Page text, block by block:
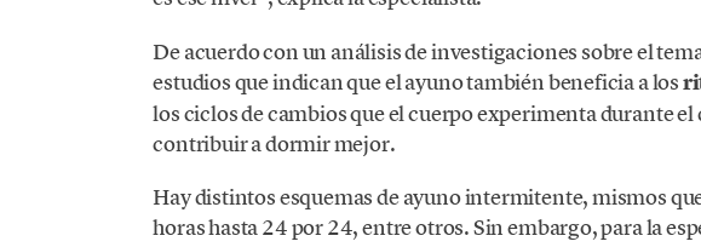
De acuerdo con un análisis de investigaciones sobre el
estudios que indican que el ayuno también beneficia a los
los ciclos de cambios que el cuerpo experimenta durante el
contribuir a dormir mejor.
Hay distintos esquemas de ayuno intermitente, mismos
horas hasta 24 por 24, entre otros. Sin embargo, para la